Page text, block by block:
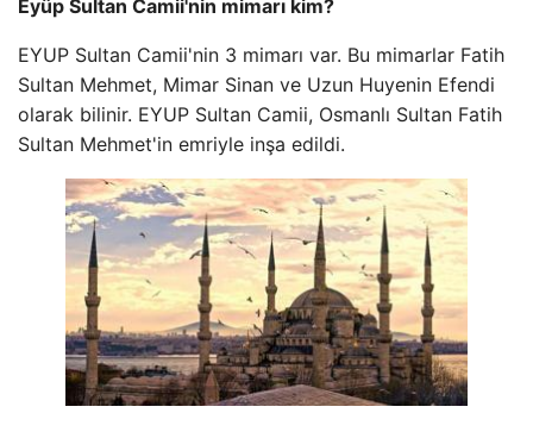
Eyüp Sultan Camii'nin mimarı kim?
EYUP Sultan Camii'nin 3 mimarı var. Bu mimarlar Fatih
Sultan Mehmet, Mimar Sinan ve Uzun Huyenin Efendi
olarak bilinir. EYUP Sultan Camii, Osmanlı Sultan Fatih
Sultan Mehmet'in emriyle inşa edildi.